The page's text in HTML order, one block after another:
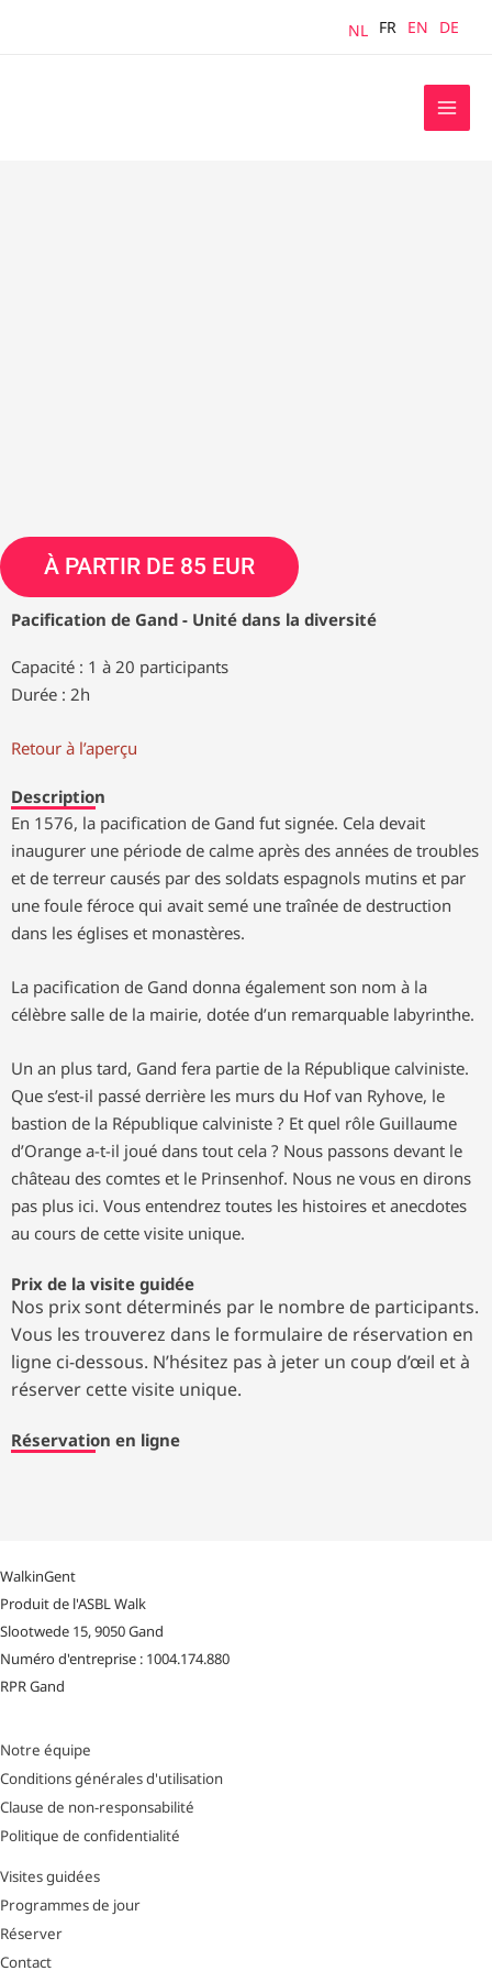
NL FR EN DE
À PARTIR DE 85 EUR
Pacification de Gand - Unité dans la diversité
Capacité : 1 à 20 participants
Durée : 2h
Retour à l’aperçu
Description
En 1576, la pacification de Gand fut signée. Cela devait
inaugurer une période de calme après des années de troubles
et de terreur causés par des soldats espagnols mutins et par
une foule féroce qui avait semé une traînée de destruction
dans les églises et monastères.
La pacification de Gand donna également son nom à la
célèbre salle de la mairie, dotée d’un remarquable labyrinthe.
Un an plus tard, Gand fera partie de la République calviniste.
Que s’est-il passé derrière les murs du Hof van Ryhove, le
bastion de la République calviniste ? Et quel rôle Guillaume
d’Orange a-t-il joué dans tout cela ? Nous passons devant le
château des comtes et le Prinsenhof. Nous ne vous en dirons
pas plus ici. Vous entendrez toutes les histoires et anecdotes
au cours de cette visite unique.
Prix de la visite guidée
Nos prix sont déterminés par le nombre de participants.
Vous les trouverez dans le formulaire de réservation en
ligne ci-dessous. N’hésitez pas à jeter un coup d’œil et à
réserver cette visite unique.
Réservation en ligne
WalkinGent
Produit de l'ASBL Walk
Slootwede 15, 9050 Gand
Numéro d'entreprise : 1004.174.880
RPR Gand
Notre équipe
Conditions générales d'utilisation
Clause de non-responsabilité
Politique de confidentialité
Visites guidées
Programmes de jour
Réserver
Contact